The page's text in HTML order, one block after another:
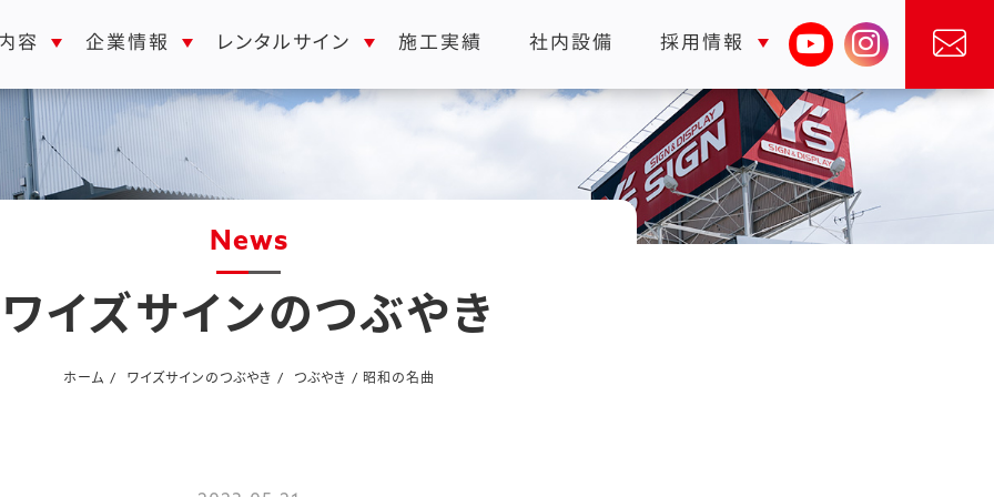
容 企業情報 レンタルサイン 施工実績 社内設備 採用情報
news
ワイズサインのつぶやき
ホーム ワイズサインのつぶやき つぶやき 昭和の名曲